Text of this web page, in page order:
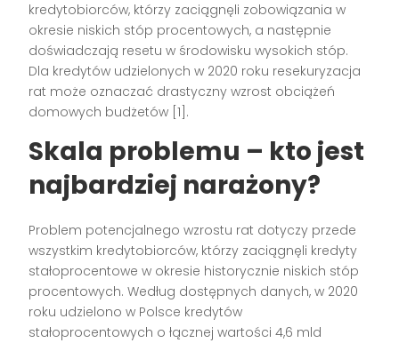
kredytobiorców, którzy zaciągnęli zobowiązania w
okresie niskich stóp procentowych, a następnie
doświadczają resetu w środowisku wysokich stóp.
Dla kredytów udzielonych w 2020 roku resekuryzacja
rat może oznaczać drastyczny wzrost obciążeń
domowych budżetów [1].
Skala problemu – kto jest
najbardziej narażony?
Problem potencjalnego wzrostu rat dotyczy przede
wszystkim kredytobiorców, którzy zaciągnęli kredyty
stałoprocentowe w okresie historycznie niskich stóp
procentowych. Według dostępnych danych, w 2020
roku udzielono w Polsce kredytów
stałoprocentowych o łącznej wartości 4,6 mld